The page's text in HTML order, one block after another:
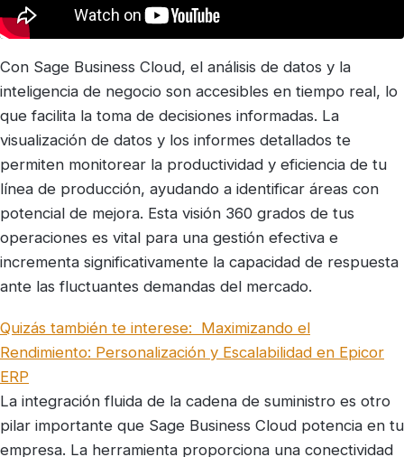
Con Sage Business Cloud, el análisis de datos y la
inteligencia de negocio son accesibles en tiempo real, lo
que facilita la toma de decisiones informadas. La
visualización de datos y los informes detallados te
permiten monitorear la productividad y eficiencia de tu
línea de producción, ayudando a identificar áreas con
potencial de mejora. Esta visión 360 grados de tus
operaciones es vital para una gestión efectiva e
incrementa significativamente la capacidad de respuesta
ante las fluctuantes demandas del mercado.
Quizás también te interese: Maximizando el
Rendimiento: Personalización y Escalabilidad en Epicor
ERP
La integración fluida de la cadena de suministro es otro
pilar importante que Sage Business Cloud potencia en tu
empresa. La herramienta proporciona una conectividad